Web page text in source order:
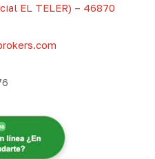
EL TELER) – 46870